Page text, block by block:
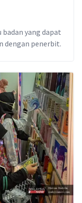
yang dapat
dengan penerbit.